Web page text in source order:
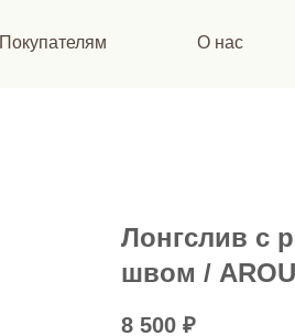
Покупателям О нас
Лонгслив с
швом /
8 500 ₽